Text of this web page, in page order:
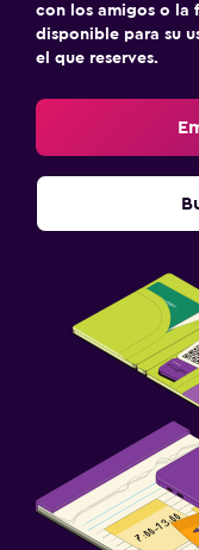
con los amigos o la
disponible para su
el que reserves.